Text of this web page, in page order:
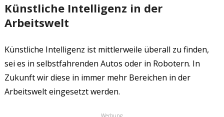
Künstliche Intelligenz in der
Arbeitswelt
Künstliche Intelligenz ist mittlerweile überall zu finden,
sei es in selbstfahrenden Autos oder in Robotern. In
Zukunft wir diese in immer mehr Bereichen in der
Arbeitswelt eingesetzt werden.